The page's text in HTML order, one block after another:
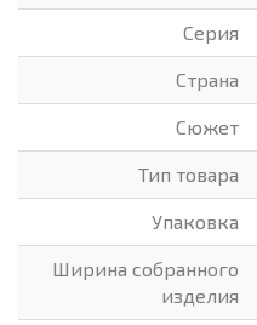
Серия
Страна
Сюжет
Тип товара
Упаковка
Ширина собранного
изделия